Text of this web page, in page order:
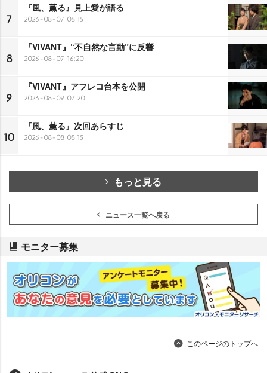
7
『風、薫る』見上愛が語る
2026-08-07 08:15
8
『VIVANT』“不自然な言動”に反響
2026-08-07 16:20
9
『VIVANT』アフレコ台本を公開
2026-08-09 07:20
10
『風、薫る』次回あらすじ
2026-08-08 08:15
もっと見る
ニュース一覧へ戻る
モニター募集
このページのトップへ